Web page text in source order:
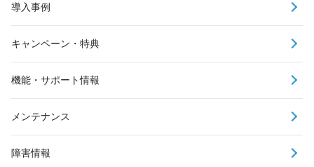
導入事例
キャンペーン・特典
機能・サポート情報
メンテナンス
障害情報